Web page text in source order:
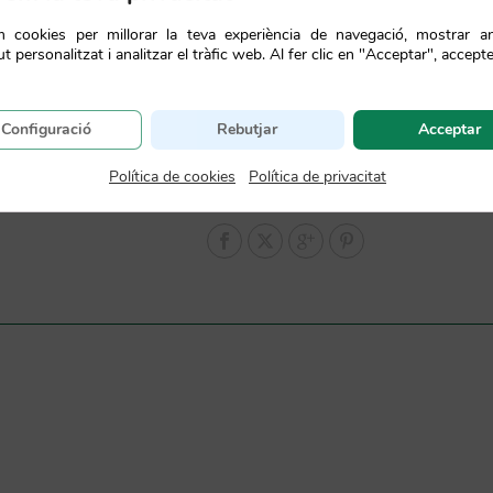
SKU: 5903
cookies per millorar la teva experiència de navegació, mostrar
personalitzat i analitzar el tràfic web. Al fer clic en "Acceptar",
Acceptar
Rebutjar
Configuració
Política de cookies Política de privacitat